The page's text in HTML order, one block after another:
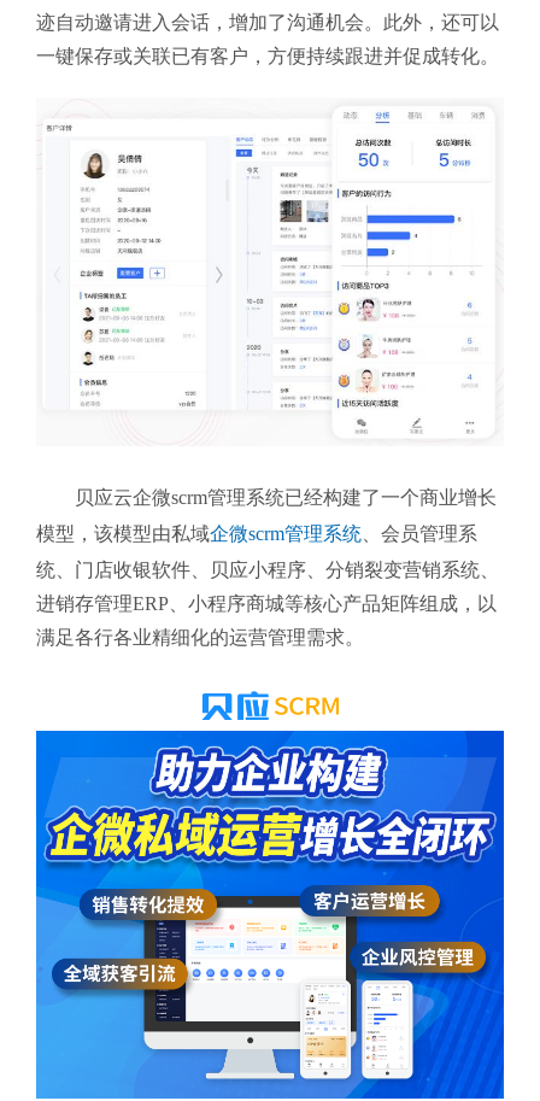
迹自动邀请进入会话，增加了沟通机会。此外，还可以
一键保存或关联已有客户，方便持续跟进并促成转化。
贝应云企微scrm管理系统已经构建了一个商业增长
模型，该模型由私域企微scrm管理系统 、会员管理系
统、门店收银软件、贝应小程序、分销裂变营销系统、
进销存管理ERP、小程序商城等核心产品矩阵组成，以
满足各行各业精细化的运营管理需求。